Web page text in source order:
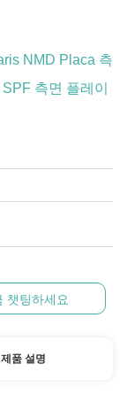
NMD Placa 측
측면 플레이
챗팅하세요
제품 설명